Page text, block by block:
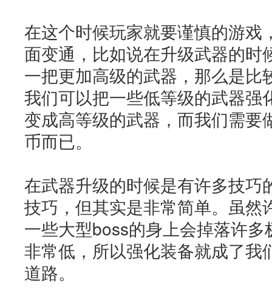
在这个时候玩家就要谨慎的游戏
面变通，比如说在升级武器的时
一把更加高级的武器，那么是比
我们可以把一些低等级的武器强
变成高等级的武器，而我们需要
币而已。
在武器升级的时候是有许多技巧
技巧，但其实是非常简单。虽然
一些大型boss的身上会掉落许
非常低，所以强化装备就成了我
道路。